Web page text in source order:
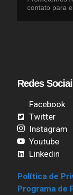
contato para
Redes
Facebook
Twitter
Instagram
Youtube
Linkedin
Política de
Programa de